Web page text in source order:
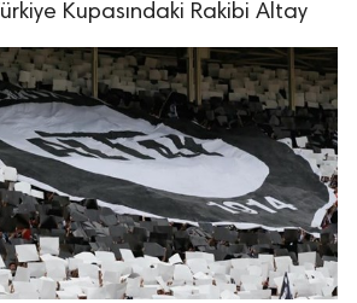
Kupasındaki Rakibi Altay